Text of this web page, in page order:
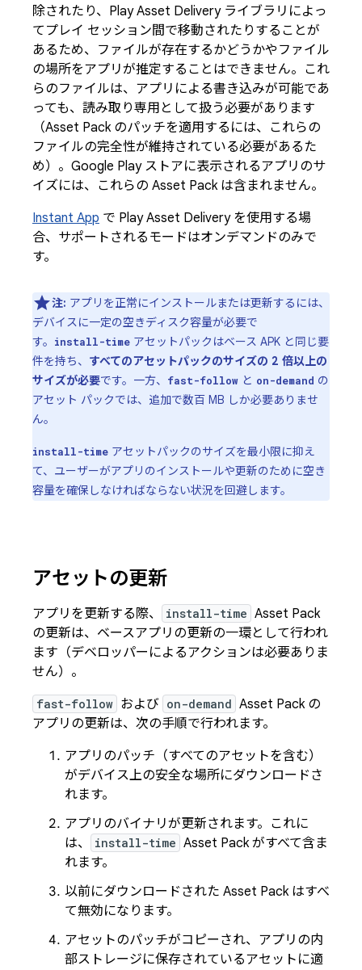
除されたり、Play Asset Delivery ライブラリによっ
てプレイ セッション間で移動されたりすることが
あるため、ファイルが存在するかどうかやファイル
の場所をアプリが推定することはできません。これ
らのファイルは、アプリによる書き込みが可能であ
っても、読み取り専用として扱う必要があります
（Asset Pack のパッチを適用するには、これらの
ファイルの完全性が維持されている必要があるた
め）。Google Play ストアに表示されるアプリのサ
イズには、これらの Asset Pack は含まれません。
Instant App で Play Asset Delivery を使用する場
合、サポートされるモードはオンデマンドのみで
す。
注: アプリを正常にインストールまたは更新するには、
デバイスに一定の空きディスク容量が必要で
す。
install-time アセットパックはベース APK と同じ要
件を持ち、 すべてのアセットパックのサイズの 2 倍以上の
サイズが必要です。一方、 fast-follow と on-demand の
アセット パックでは、追加で数百 MB しか必要ありませ
ん。
install-time アセットパックのサイズを最小限に抑え
て、ユーザーがアプリのインストールや更新のために空き
容量を確保しなければならない状況を回避します。
アセットの更新
アプリを更新する際、 install-time Asset Pack
の更新は、ベースアプリの更新の一環として行われ
ます（デベロッパーによるアクションは必要ありま
せん）。
fast-follow および on-demand Asset Pack の
アプリの更新は、次の手順で行われます。
アプリのパッチ（すべてのアセットを含む）
がデバイス上の安全な場所にダウンロードさ
れます。
アプリのバイナリが更新されます。これに
は、
install-time Asset Pack がすべて含ま
れます。
以前にダウンロードされた Asset Pack はすべ
て無効になります。
アセットのパッチがコピーされ、アプリの内
部ストレージに保存されているアセットに適